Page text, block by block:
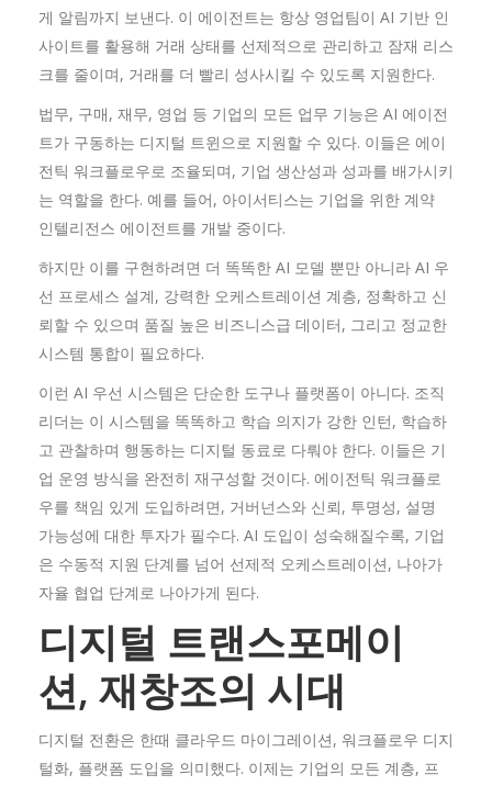
게 알림까지 보낸다. 이 에이전트는 항상 영업팀이 AI 기반 인
사이트를 활용해 거래 상태를 선제적으로 관리하고 잠재 리스
크를 줄이며, 거래를 더 빨리 성사시킬 수 있도록 지원한다.
법무, 구매, 재무, 영업 등 기업의 모든 업무 기능은 AI 에이전
트가 구동하는 디지털 트윈으로 지원할 수 있다. 이들은 에이
전틱 워크플로우로 조율되며, 기업 생산성과 성과를 배가시키
는 역할을 한다. 예를 들어, 아이서티스는 기업을 위한 계약
인텔리전스 에이전트를 개발 중이다.
하지만 이를 구현하려면 더 똑똑한 AI 모델 뿐만 아니라 AI 우
선 프로세스 설계, 강력한 오케스트레이션 계층, 정확하고 신
뢰할 수 있으며 품질 높은 비즈니스급 데이터, 그리고 정교한
시스템 통합이 필요하다.
이런 AI 우선 시스템은 단순한 도구나 플랫폼이 아니다. 조직
리더는 이 시스템을 똑똑하고 학습 의지가 강한 인턴, 학습하
고 관찰하며 행동하는 디지털 동료로 다뤄야 한다. 이들은 기
업 운영 방식을 완전히 재구성할 것이다. 에이전틱 워크플로
우를 책임 있게 도입하려면, 거버넌스와 신뢰, 투명성, 설명
가능성에 대한 투자가 필수다. AI 도입이 성숙해질수록, 기업
은 수동적 지원 단계를 넘어 선제적 오케스트레이션, 나아가
자율 협업 단계로 나아가게 된다.
디지털 트랜스포메이
션, 재창조의 시대
디지털 전환은 한때 클라우드 마이그레이션, 워크플로우 디지
털화, 플랫폼 도입을 의미했다. 이제는 기업의 모든 계층, 프